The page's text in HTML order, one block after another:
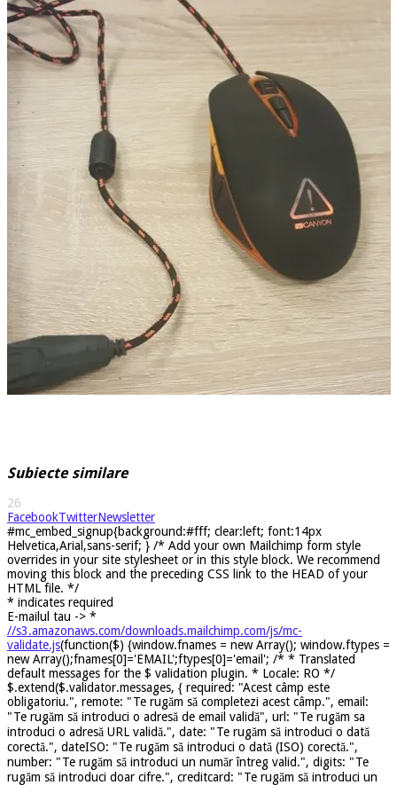
Subiecte similare
26
FacebookTwitterNewsletter
#mc_embed_signup{background:#fff; clear:left; font:14px
Helvetica,Arial,sans-serif; } /* Add your own Mailchimp form style
overrides in your site stylesheet or in this style block. We recommend
moving this block and the preceding CSS link to the HEAD of your
HTML file. */
* indicates required
E-mailul tau -> *
//s3.amazonaws.com/downloads.mailchimp.com/js/mc-
validate.js(function($) {window.fnames = new Array(); window.ftypes =
new Array();fnames[0]='EMAIL';ftypes[0]='email'; /* * Translated
default messages for the $ validation plugin. * Locale: RO */
$.extend($.validator.messages, { required: "Acest câmp este
obligatoriu.", remote: "Te rugăm să completezi acest câmp.", email:
"Te rugăm să introduci o adresă de email validă", url: "Te rugăm sa
introduci o adresă URL validă.", date: "Te rugăm să introduci o dată
corectă.", dateISO: "Te rugăm să introduci o dată (ISO) corectă.",
number: "Te rugăm să introduci un număr întreg valid.", digits: "Te
rugăm să introduci doar cifre.", creditcard: "Te rugăm să introduci un